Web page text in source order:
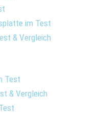
im Test
& Vergleich
Test
& Vergleich